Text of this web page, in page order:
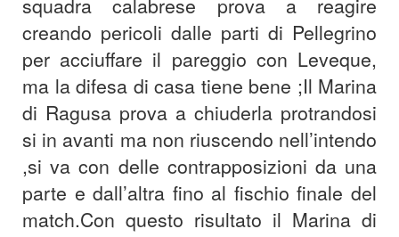
creando pericoli dalle parti di Pellegrino
per acciuffare il pareggio con Leveque,
ma la difesa di casa tiene bene ;Il Marina
di Ragusa prova a chiuderla protrandosi
si in avanti ma non riuscendo nell’intendo
,si va con delle contrapposizioni da una
parte e dall’altra fino al fischio finale del
match.Con questo risultato il Marina di